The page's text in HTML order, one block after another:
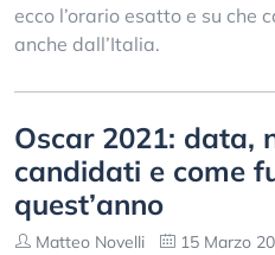
ecco l’orario esatto e su che
anche dall’Italia.
Oscar 2021: data,
candidati e come
quest’anno
Matteo Novelli 15 Marzo